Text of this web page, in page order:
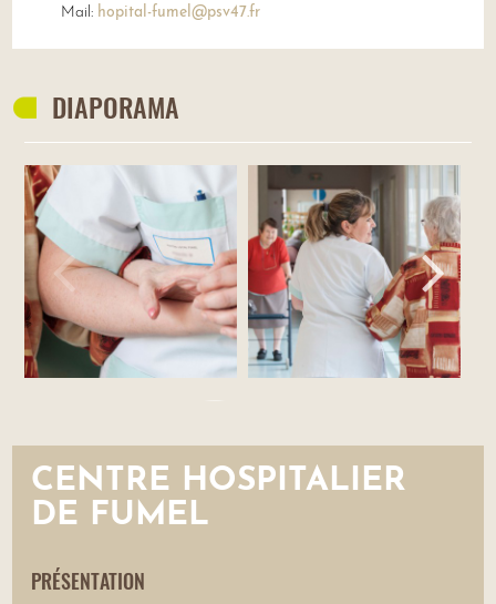
Mail: hopital-fumel@psv47.fr
DIAPORAMA
CENTRE HOSPITALIER
DE FUMEL
PRÉSENTATION